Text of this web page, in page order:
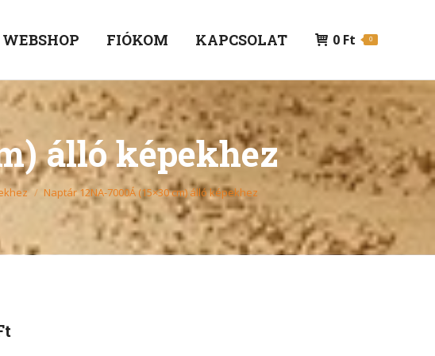
WEBSHOP FIÓKOM KAPCSOLAT 0 Ft 0
álló képekhez
Naptár 12NA-7000Á (15×30 cm) álló képekhez